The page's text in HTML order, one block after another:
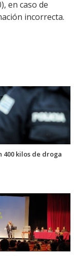
en caso de
incorrecta.
400 kilos de droga